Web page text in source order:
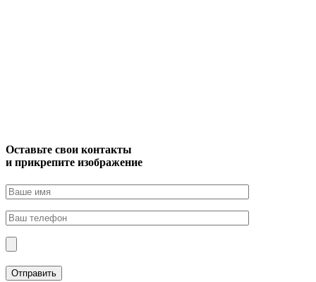
Оставьте свои контакты
и прикрепите изображение